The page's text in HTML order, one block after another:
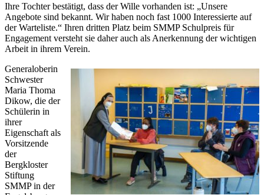
Ihre Tochter bestätigt, dass der Wille vorhanden ist: „Unsere
Angebote sind bekannt. Wir haben noch fast 1000 Interessierte auf
der Warteliste.“ Ihren dritten Platz beim SMMP Schulpreis für
Engagement versteht sie daher auch als Anerkennung der wichtigen
Arbeit in ihrem Verein.
Generaloberin
Schwester
Maria Thoma
Dikow, die der
Schülerin in
ihrer
Eigenschaft als
Vorsitzende
der
Bergkloster
Stiftung
SMMP in der